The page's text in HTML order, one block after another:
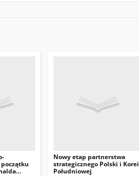
Nowy etap partnerstwa
strategicznego Polski i Korei
Południowej